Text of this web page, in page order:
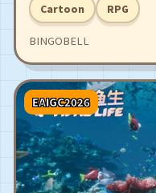
Cartoon RPG
BINGOBELL
EAIGC2026